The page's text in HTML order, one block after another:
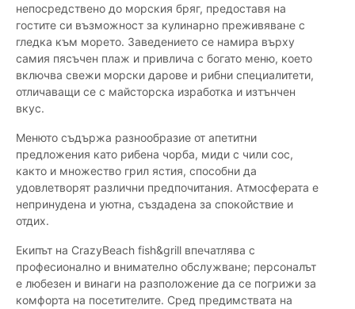
непосредствено до морския бряг, предоставя на
гостите си възможност за кулинарно преживяване с
гледка към морето. Заведението се намира върху
самия пясъчен плаж и привлича с богато меню, което
включва свежи морски дарове и рибни специалитети,
отличаващи се с майсторска изработка и изтънчен
вкус.
Менюто съдържа разнообразие от апетитни
предложения като рибена чорба, миди с чили сос,
както и множество грил ястия, способни да
удовлетворят различни предпочитания. Атмосферата е
непринудена и уютна, създадена за спокойствие и
отдих.
Екипът на CrazyBeach fish&grill впечатлява с
професионално и внимателно обслужване; персоналът
е любезен и винаги на разположение да се погрижи за
комфорта на посетителите. Сред предимствата на